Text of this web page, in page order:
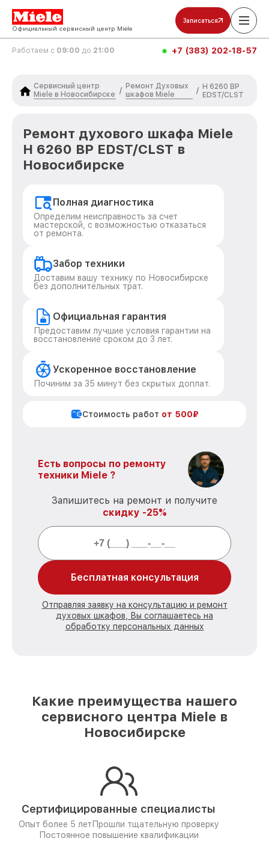
Официальный сервисный центр Miele
Записаться
Работаем с 09:00 до 21:00 +7 (383) 202-18-57
Сервисный центр
Miele в Новосибирске /
Ремонт Духовых
шкафов Miele
/ H 6260 BP
EDST/CLST
Ремонт духового шкафа Miele
H 6260 BP EDST/CLST в
Новосибирске
Полная диагностика
Определим неисправность за счет
мастерской, с возможностью отказаться
от ремонта.
Забор техники
Доставим вашу технику по Новосибирске
без дополнительных трат.
Официальная гарантия
Предоставим лучшие условия гарантии на
восстановление сроком до 3 лет.
Ускоренное восстановление
Починим за 35 минут без скрытых доплат.
Стоимость работ от 500₽
Есть вопросы по ремонту
техники Miele ?
Запишитесь на ремонт и получите
скидку -25%
Бесплатная консультация
Отправляя заявку на консультацию и ремонт
духовых шкафов, Вы соглашаетесь на
обработку персональных данных
Какие преимущества нашего
сервисного центра Miele в
Новосибирске
Сертифицированные специалисты
Опыт более 5 лет Прошли тщательную проверку
Постоянное повышение квалификации